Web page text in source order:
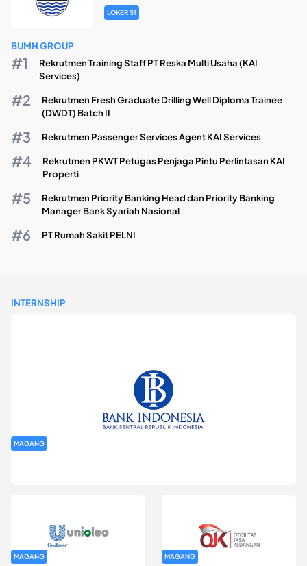
LOKER S1
BUMN GROUP
Rekrutmen Training Staff PT Reska Multi Usaha (KAI
Services)
Rekrutmen Fresh Graduate Drilling Well Diploma Trainee
(DWDT) Batch II
Rekrutmen Passenger Services Agent KAI Services
Rekrutmen PKWT Petugas Penjaga Pintu Perlintasan KAI
Properti
Rekrutmen Priority Banking Head dan Priority Banking
Manager Bank Syariah Nasional
PT Rumah Sakit PELNI
INTERNSHIP
MAGANG
MAGANG MAGANG